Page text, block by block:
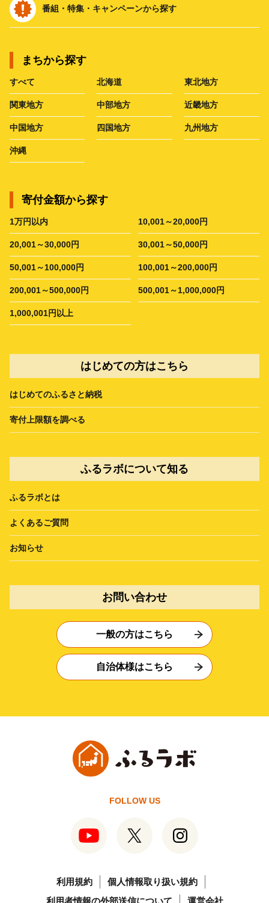
番組・特集・キャンペーンから探す
まちから探す
すべて 北海道 東北地方
関東地方 中部地方 近畿地方
中国地方 四国地方 九州地方
沖縄
寄付金額から探す
1万円以内 10,001～20,000円
20,001～30,000円 30,001～50,000円
50,001～100,000円 100,001～200,000円
200,001～500,000円 500,001～1,000,000円
1,000,001円以上
はじめての方はこちら
はじめてのふるさと納税
寄付上限額を調べる
ふるラボについて知る
ふるラボとは
よくあるご質問
お知らせ
お問い合わせ
一般の方はこちら
自治体様はこちら
FOLLOW US
利用規約
個人情報取り扱い規約